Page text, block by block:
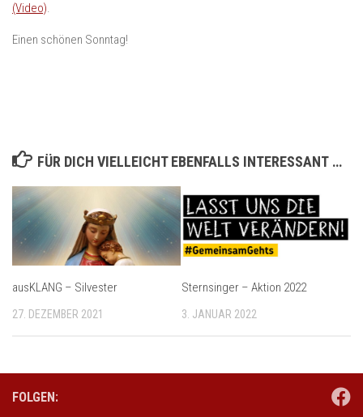
(Video).
Einen schönen Sonntag!
FÜR DICH VIELLEICHT EBENFALLS INTERESSANT …
ausKLANG – Silvester
27. DEZEMBER 2021
Sternsinger – Aktion 2022
3. JANUAR 2022
FOLGEN: